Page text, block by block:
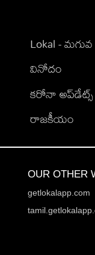
Lokal - మగువ
వినోదం
కరోనా అప్‌డేట్స్
రాజకీయం
OUR OTHER
getlokalapp.com